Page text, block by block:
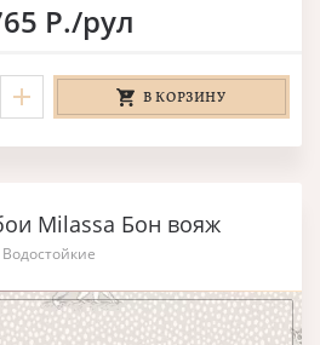
Р./рул
В КОРЗИНУ
Milassa Бон вояж
Водостойкие